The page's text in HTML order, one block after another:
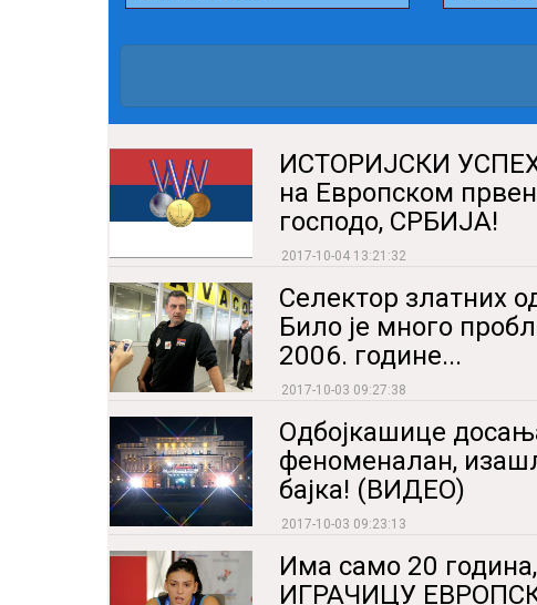
ИСТОРИЈСКИ
на Европском
господо, СРБИЈА!
2017-10-04 13:21:32
Селектор златних
Било је много
2006. године...
2017-10-03 09:27:38
Одбојкашице
феноменалан,
бајка! (ВИДЕО)
2017-10-03 09:23:13
Има само 20
ИГРАЧИЦУ